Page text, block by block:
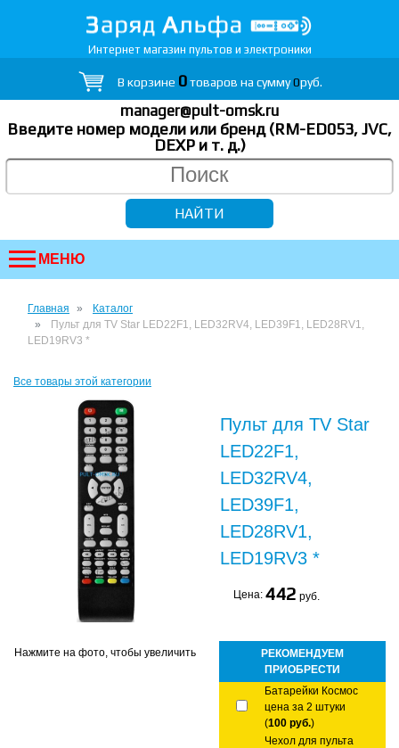
Интернет магазин пультов и электроники
В корзине 0товаров на сумму0руб.
manager@pult-omsk.ru
Введите номер модели или бренд (RM-ED053, JVC,
DEXP и т. д.)
МЕНЮ
Главная
Каталог
Пульт для TV Star LED22F1, LED32RV4, LED39F1, LED28RV1,
LED19RV3 *
Все товары этой категории
Нажмите на фото, чтобы увеличить
Пульт для TV Star
LED22F1,
LED32RV4,
LED39F1,
LED28RV1,
LED19RV3 *
Цена: 442 руб.
РЕКОМЕНДУЕМ
ПРИОБРЕСТИ
Батарейки Космос
цена за 2 штуки
(100 руб.)
Чехол для пульта